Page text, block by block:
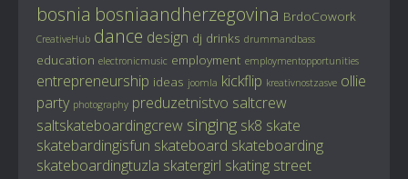
bosnia bosniaandherzegovina BrdoCowork
CreativeHub dance design dj drinks drummandbass
education electronicmusic employment employmentopportunities
entrepreneurship ideas joomla kickflip kreativnostzasve ollie
party photography preduzetnistvo saltcrew
saltskateboardingcrew singing sk8 skate
skatebardingisfun skateboard skateboarding
skateboardingtuzla skatergirl skating street